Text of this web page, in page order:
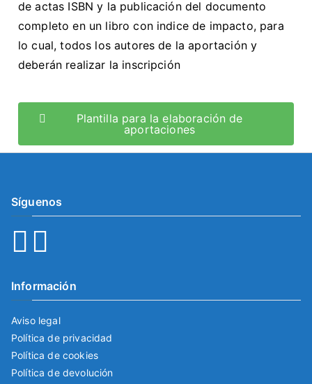
de actas ISBN y la publicación del documento
completo en un libro con indice de impacto, para
lo cual, todos los autores de la aportación y
deberán realizar la inscripción
Plantilla para la elaboración de
aportaciones
Síguenos
Información
Aviso legal
Política de privacidad
Política de cookies
Política de devolución